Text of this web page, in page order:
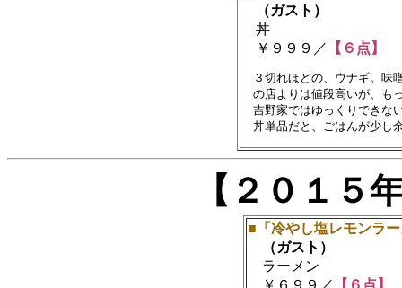
（ガスト）
丼
￥９９９／
【６点】
３切れほどの、ウナギ。味
の店よりは値段高いが、も
吉野家ではゆっくりできな
【２０１
■「冷やし塩レモンラ
（ガスト）
ラーメン
￥６９９／ 【６点】